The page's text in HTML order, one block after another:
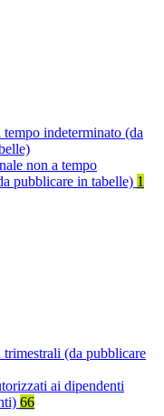
tempo indeterminato (da
non a tempo
pubblicare in tabelle) 1
trimestrali (da pubblicare
ai dipendenti
66